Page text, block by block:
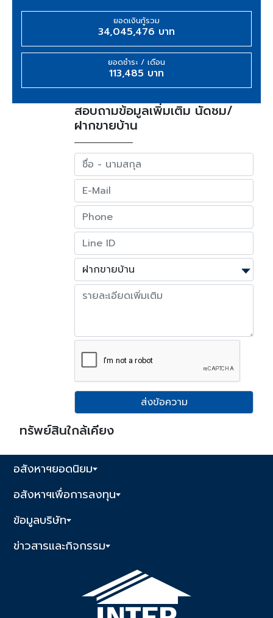
ยอดเงินกู้รวม
34,045,476 บาท
ยอดชำระ / เดือน
113,485 บาท
สอบถามข้อมูลเพิ่มเติม นัดชม/
ฝากขายบ้าน
ส่งข้อความ
ทรัพย์สินใกล้เคียง
อสังหาฯยอดนิยม
อสังหาฯเพื่อการลงทุน
ข้อมูลบริษัท
ข่าวสารและกิจกรรม